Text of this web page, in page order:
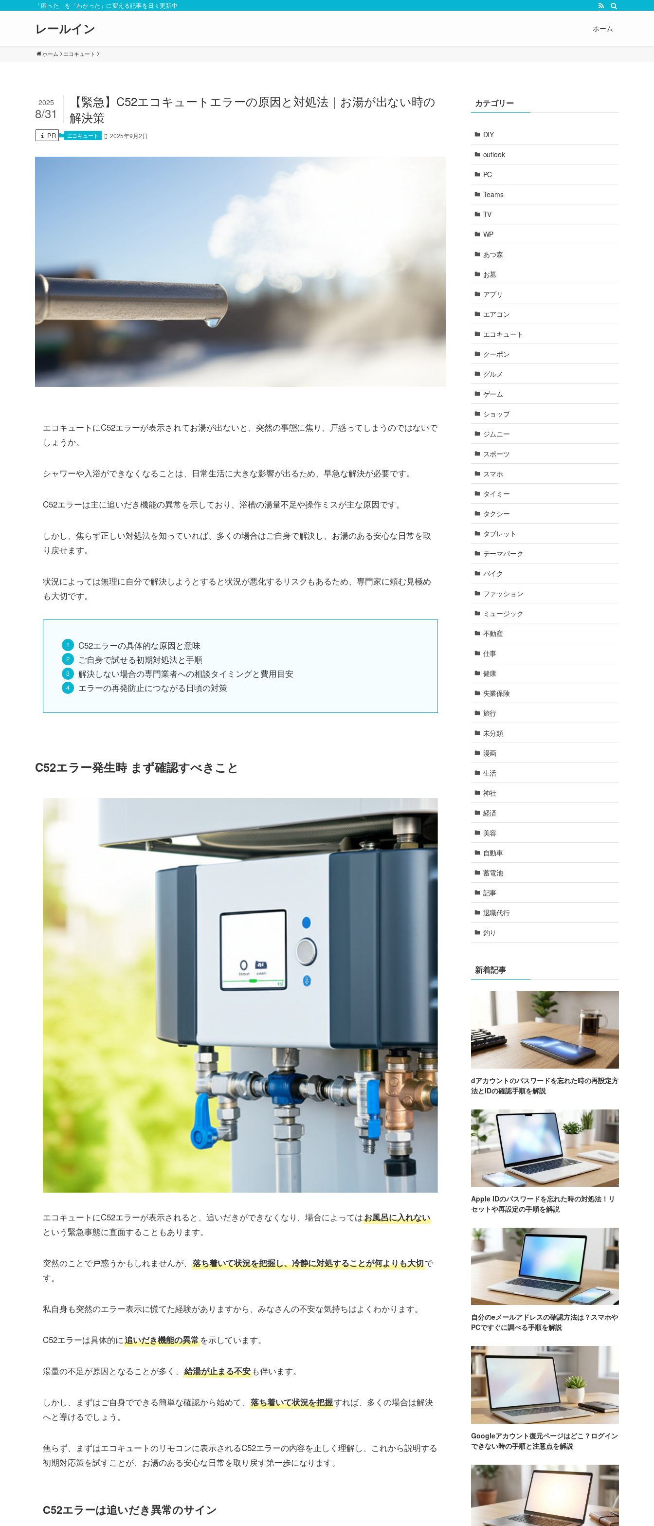
「困った」を「わかった」に変える記事を日々更新中
レールイン ホーム
ホーム エコキュート
【緊急】C52エコキュートエラーの原因と対処法｜お湯が出ない時の
解決策
2025
8/31
PR エコキュート 2025年9月2日
エコキュートにC52エラーが表示されてお湯が出ないと、突然の事態に焦り、戸惑ってしまうのではないで
しょうか。
シャワーや入浴ができなくなることは、日常生活に大きな影響が出るため、早急な解決が必要です。
C52エラーは主に追いだき機能の異常を示しており、浴槽の湯量不足や操作ミスが主な原因です。
しかし、焦らず正しい対処法を知っていれば、多くの場合はご自身で解決し、お湯のある安心な日常を取
り戻せます。
状況によっては無理に自分で解決しようとすると状況が悪化するリスクもあるため、専門家に頼む見極め
も大切です。
C52エラーの具体的な原因と意味
ご自身で試せる初期対処法と手順
解決しない場合の専門業者への相談タイミングと費用目安
エラーの再発防止につながる日頃の対策
C52エラー発生時 まず確認すべきこと
エコキュートにC52エラーが表示されると、追いだきができなくなり、場合によってはお風呂に入れない
という緊急事態に直面することもあります。
突然のことで戸惑うかもしれませんが、 落ち着いて状況を把握し、冷静に対処することが何よりも大切で
す。
私自身も突然のエラー表示に慌てた経験がありますから、みなさんの不安な気持ちはよくわかります。
C52エラーは具体的に追いだき機能の異常を示しています。
湯量の不足が原因となることが多く、 給湯が止まる不安も伴います。
しかし、まずはご自身でできる簡単な確認から始めて、 落ち着いて状況を把握すれば、多くの場合は解決
へと導けるでしょう。
焦らず、まずはエコキュートのリモコンに表示されるC52エラーの内容を正しく理解し、これから説明する
初期対応策を試すことが、お湯のある安心な日常を取り戻す第一歩になります。
C52エラーは追いだき異常のサイン
カテゴリー
DIY
outlook
PC
Teams
TV
WP
あつ森
お墓
アプリ
エアコン
エコキュート
クーポン
グルメ
ゲーム
ショップ
ジムニー
スポーツ
スマホ
タイミー
タクシー
タブレット
テーマパーク
バイク
ファッション
ミュージック
不動産
仕事
健康
失業保険
旅行
未分類
漫画
生活
神社
経済
美容
自動車
蓄電池
記事
退職代行
釣り
新着記事
dアカウントのパスワードを忘れた時の再設定方
法とIDの確認手順を解説
Apple IDのパスワードを忘れた時の対処法！リ
セットや再設定の手順を解説
自分のeメールアドレスの確認方法は？スマホや
PCですぐに調べる手順を解説
Googleアカウント復元ページはどこ？ログイン
できない時の手順と注意点を解説